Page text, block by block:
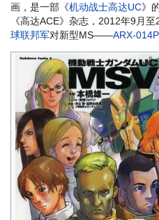
画，是一部《机动战士高达UC》
《高达ACE》杂志，2012年9月
球联邦军对新型MS——ARX-